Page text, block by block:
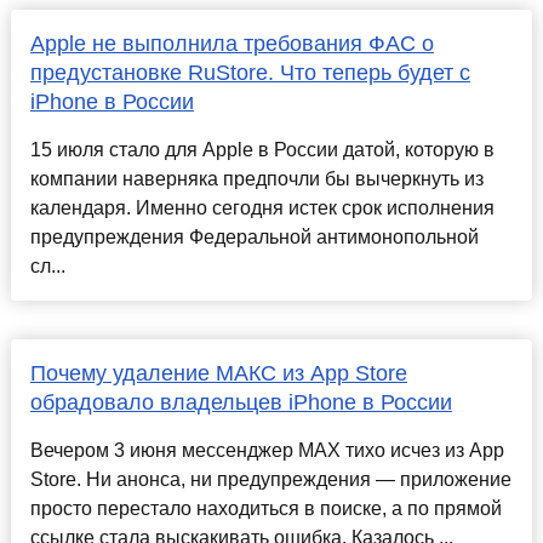
Apple не выполнила требования ФАС о
предустановке RuStore. Что теперь будет с
iPhone в России
15 июля стало для Apple в России датой, которую в
компании наверняка предпочли бы вычеркнуть из
календаря. Именно сегодня истек срок исполнения
предупреждения Федеральной антимонопольной
сл...
Почему удаление МАКС из App Store
обрадовало владельцев iPhone в России
Вечером 3 июня мессенджер MAX тихо исчез из App
Store. Ни анонса, ни предупреждения — приложение
просто перестало находиться в поиске, а по прямой
ссылке стала выскакивать ошибка. Казалось ...